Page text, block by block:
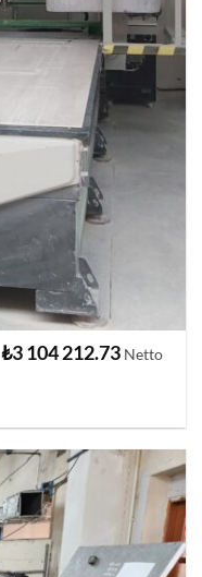
₺3 104 212.73 Netto